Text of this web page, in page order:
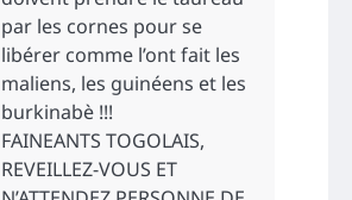
par les cornes pour se
libérer comme l’ont fait les
maliens, les guinéens et les
burkinabè !!!
FAINEANTS TOGOLAIS,
REVEILLEZ-VOUS ET